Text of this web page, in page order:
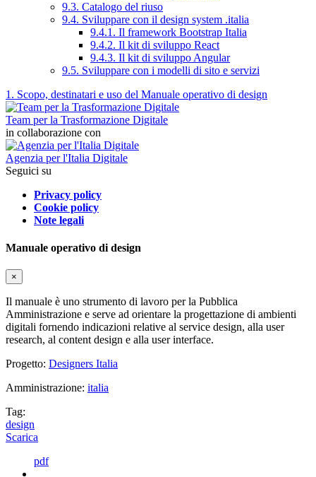
9.3. Catalogo del riuso
9.4. Sviluppare con il design system .italia
9.4.1. Il framework Bootstrap Italia
9.4.2. Il kit di sviluppo React
9.4.3. Il kit di sviluppo Angular
9.5. Sviluppare con i modelli di sito e servizi
1. Scopo, destinatari e uso del Manuale operativo di design
Team per la Trasformazione Digitale
in collaborazione con
Agenzia per l'Italia Digitale
Seguici su
Privacy policy
Cookie policy
Note legali
Manuale operativo di design
×
Il manuale è uno strumento di lavoro per la Pubblica
Amministrazione e serve ad orientare la progettazione di ambienti
digitali fornendo indicazioni relative al service design, alla user
research, al content design e alla user interface.
Progetto: Designers Italia
Amministrazione: italia
Tag:
design
Scarica
pdf